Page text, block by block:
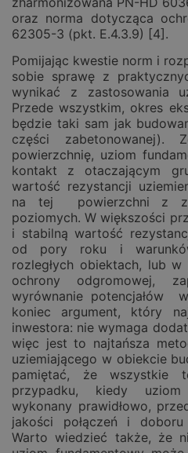
oraz norma dotycząca
62305-3 (pkt. E.4.3.9) [4].
Pomijając kwestie norm i
sobie sprawę z
wynikać z zastosowania
Przede wszystkim, okres
będzie taki sam jak
części
powierzchnię, uziom
kontakt z otaczającym
wartość rezystancji
na tej powierzchni z
poziomych. W większości
i stabilną wartość
od pory roku i
rozległych obiektach, lub
ochrony odgromowej,
wyrównanie potencjałów
koniec argument, który
inwestora: nie wymaga
więc jest to najtańsza
uziemiającego w obiekcie
pamiętać, że wszystkie
przypadku, kiedy uziom
wykonany prawidłowo,
jakości połączeń i doboru
Warto wiedzieć także, że